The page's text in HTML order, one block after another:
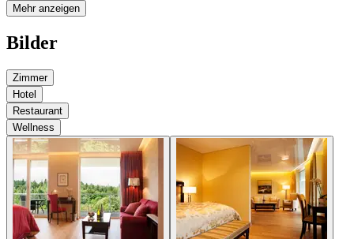
Mehr anzeigen
Bilder
Zimmer
Hotel
Restaurant
Wellness